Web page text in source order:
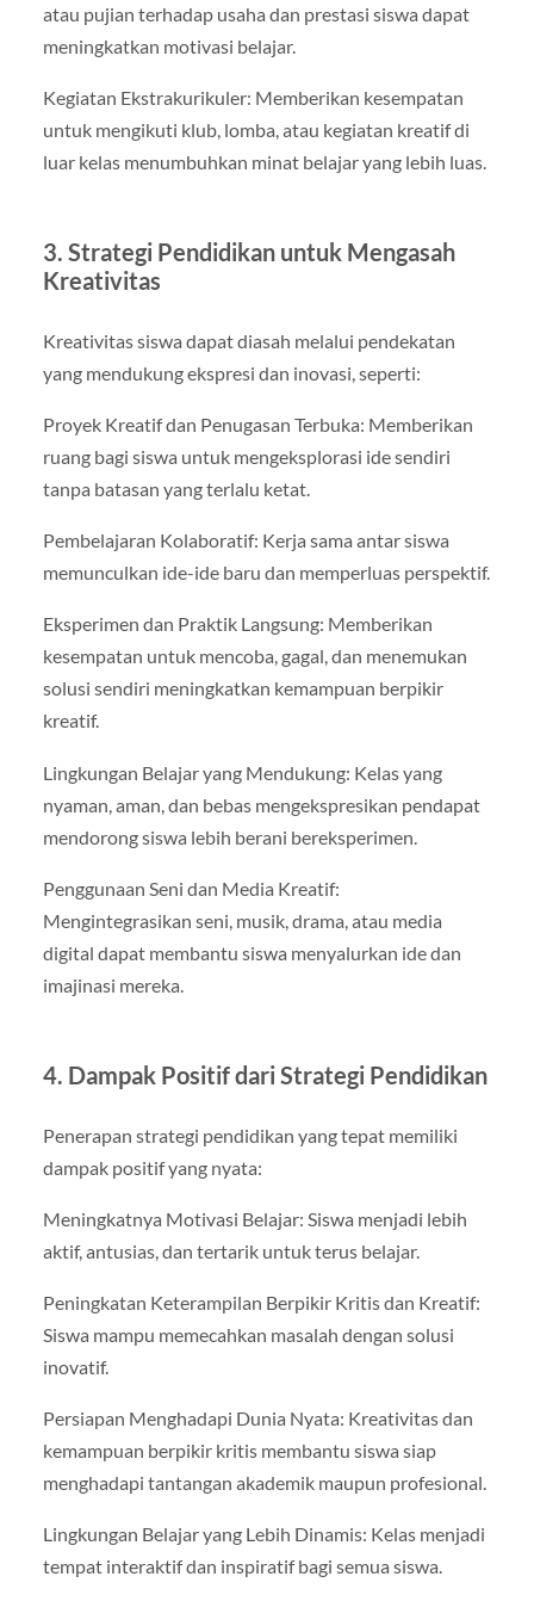
atau pujian terhadap usaha dan prestasi siswa dapat
meningkatkan motivasi belajar.
Kegiatan Ekstrakurikuler: Memberikan kesempatan
untuk mengikuti klub, lomba, atau kegiatan kreatif di
luar kelas menumbuhkan minat belajar yang lebih luas.
3. Strategi Pendidikan untuk Mengasah
Kreativitas
Kreativitas siswa dapat diasah melalui pendekatan
yang mendukung ekspresi dan inovasi, seperti:
Proyek Kreatif dan Penugasan Terbuka: Memberikan
ruang bagi siswa untuk mengeksplorasi ide sendiri
tanpa batasan yang terlalu ketat.
Pembelajaran Kolaboratif: Kerja sama antar siswa
memunculkan ide-ide baru dan memperluas perspektif.
Eksperimen dan Praktik Langsung: Memberikan
kesempatan untuk mencoba, gagal, dan menemukan
solusi sendiri meningkatkan kemampuan berpikir
kreatif.
Lingkungan Belajar yang Mendukung: Kelas yang
nyaman, aman, dan bebas mengekspresikan pendapat
mendorong siswa lebih berani bereksperimen.
Penggunaan Seni dan Media Kreatif:
Mengintegrasikan seni, musik, drama, atau media
digital dapat membantu siswa menyalurkan ide dan
imajinasi mereka.
4. Dampak Positif dari Strategi Pendidikan
Penerapan strategi pendidikan yang tepat memiliki
dampak positif yang nyata:
Meningkatnya Motivasi Belajar: Siswa menjadi lebih
aktif, antusias, dan tertarik untuk terus belajar.
Peningkatan Keterampilan Berpikir Kritis dan Kreatif:
Siswa mampu memecahkan masalah dengan solusi
inovatif.
Persiapan Menghadapi Dunia Nyata: Kreativitas dan
kemampuan berpikir kritis membantu siswa siap
menghadapi tantangan akademik maupun profesional.
Lingkungan Belajar yang Lebih Dinamis: Kelas menjadi
tempat interaktif dan inspiratif bagi semua siswa.